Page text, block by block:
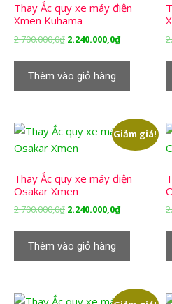
Thay Ắc quy xe máy điện
Xmen Kuhama
2.700.000,0₫ Giá
2.700.000,0₫.
2.240.000,0₫Giá
2.240.000,0₫.
Thêm vào giỏ hàng
Giảm giá!
Thay Ắc quy xe máy điện
Osakar Xmen
2.700.000,0₫ Giá
2.700.000,0₫.
2.240.000,0₫Giá
2.240.000,0₫.
Thêm vào giỏ hàng